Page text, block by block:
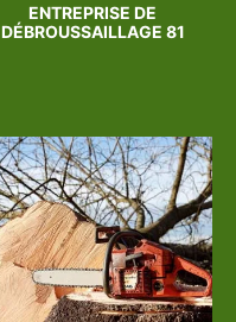
ENTREPRISE DE
DÉBROUSSAILLAGE 81